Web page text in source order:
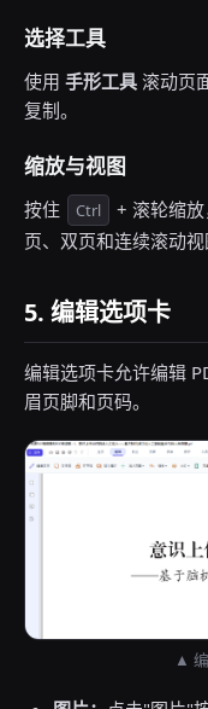
选择工具
使用 手形工具 滚动页
复制。
缩放与视图
按住 Ctrl
+ 滚轮缩
页、双页和连续滚动视
5. 编辑选项卡
编辑选项卡允许编辑
眉页脚和页码。
▲